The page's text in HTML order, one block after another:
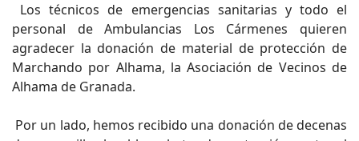
Los técnicos de emergencias sanitarias y todo el
personal de Ambulancias Los Cármenes quieren
agradecer la donación de material de protección de
Marchando por Alhama, la Asociación de Vecinos de
Alhama de Granada.
Por un lado, hemos recibido una donación de decenas